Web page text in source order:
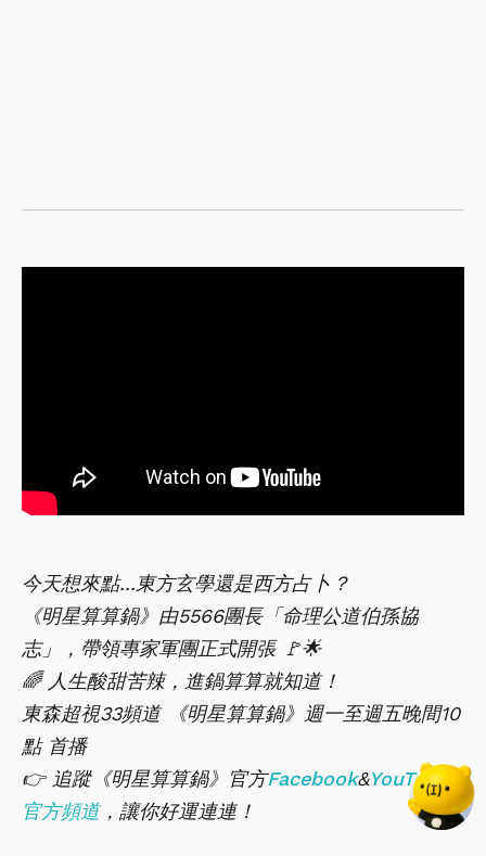
今天想來點...東方玄學還是西方占卜？
《明星算算鍋》由5566團長「命理公道伯孫協
志」，帶領專家軍團正式開張 🚩🌟
🌈 人生酸甜苦辣，進鍋算算就知道！
東森超視33頻道 《明星算算鍋》週一至週五晚間10
點 首播
👉 追蹤《明星算算鍋》官方Facebook&YouTube
官方頻道，讓你好運連連！